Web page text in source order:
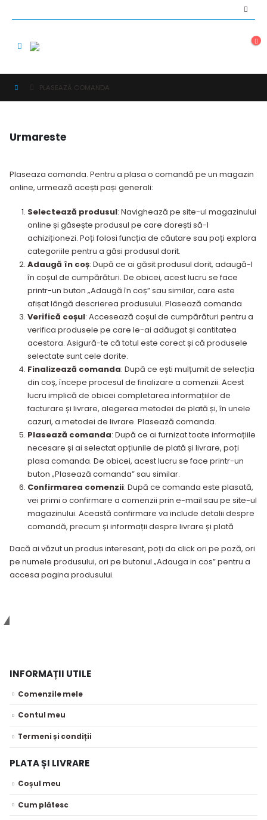
PLASEAZĂ COMANDA
Urmareste
Plaseaza comanda. Pentru a plasa o comandă pe un magazin
online, urmează acești pași generali:
Selectează produsul: Navighează pe site-ul magazinului
online și găsește produsul pe care dorești să-l
achiziționezi. Poți folosi funcția de căutare sau poți explora
categoriile pentru a găsi produsul dorit.
Adaugă în coș: După ce ai găsit produsul dorit, adaugă-l
în coșul de cumpărături. De obicei, acest lucru se face
printr-un buton „Adaugă în coș” sau similar, care este
afișat lângă descrierea produsului. Plasează comanda
Verifică coșul: Accesează coșul de cumpărături pentru a
verifica produsele pe care le-ai adăugat și cantitatea
acestora. Asigură-te că totul este corect și că produsele
selectate sunt cele dorite.
Finalizează comanda: După ce ești mulțumit de selecția
din coș, începe procesul de finalizare a comenzii. Acest
lucru implică de obicei completarea informațiilor de
facturare și livrare, alegerea metodei de plată și, în unele
cazuri, a metodei de livrare. Plasează comanda.
Plasează comanda: După ce ai furnizat toate informațiile
necesare și ai selectat opțiunile de plată și livrare, poți
plasa comanda. De obicei, acest lucru se face printr-un
buton „Plasează comanda” sau similar.
Confirmarea comenzii: După ce comanda este plasată,
vei primi o confirmare a comenzii prin e-mail sau pe site-ul
magazinului. Această confirmare va include detalii despre
comandă, precum și informații despre livrare și plată
Dacă ai văzut un produs interesant, poți da click ori pe poză, ori
pe numele produsului, ori pe butonul „Adauga in cos” pentru a
accesa pagina produsului.
INFORMAȚII UTILE
Comenzile mele
Contul meu
Termeni și condiții
PLATA ȘI LIVRARE
Coșul meu
Cum plătesc